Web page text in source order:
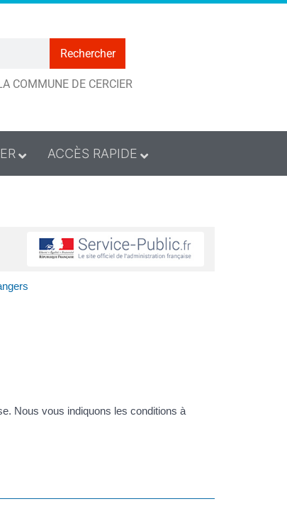
Rechercher
COMMUNE DE CERCIER
ACCÈS RAPIDE
Nous vous indiquons les conditions à